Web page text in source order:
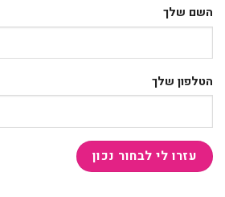
השם שלך
הטלפון שלך